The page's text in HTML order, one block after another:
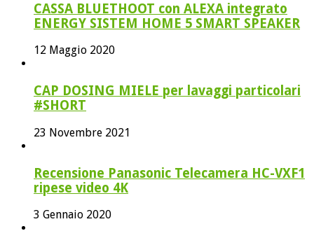
CASSA BLUETHOOT con ALEXA integrato
ENERGY SISTEM HOME 5 SMART SPEAKER
12 Maggio 2020
CAP DOSING MIELE per lavaggi particolari
#SHORT
23 Novembre 2021
Recensione Panasonic Telecamera HC-VXF1
ripese video 4K
3 Gennaio 2020